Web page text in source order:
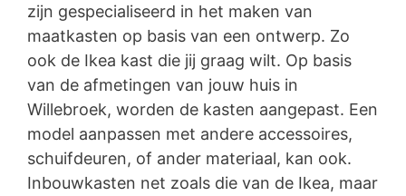
zijn gespecialiseerd in het maken van
maatkasten op basis van een ontwerp. Zo
ook de Ikea kast die jij graag wilt. Op basis
van de afmetingen van jouw huis in
Willebroek, worden de kasten aangepast. Een
model aanpassen met andere accessoires,
schuifdeuren, of ander materiaal, kan ook.
Inbouwkasten net zoals die van de Ikea, maar